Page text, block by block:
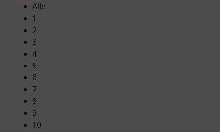
Alle
1
2
3
4
5
6
7
8
9
10